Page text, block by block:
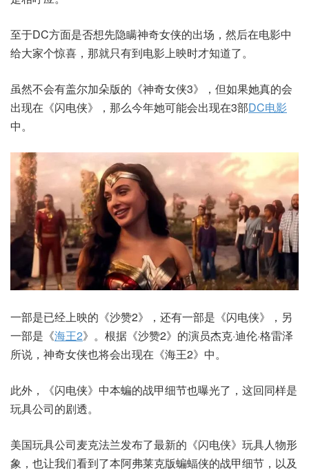
至于DC方面是否想先隐瞒神奇女侠的出场，然后在电影中
给大家个惊喜，那就只有到电影上映时才知道了。
虽然不会有盖尔加朵版的《神奇女侠3》，但如果她真的会
出现在《闪电侠》，那么今年她可能会出现在3部DC电影
中。
一部是已经上映的《沙赞2》，还有一部是《闪电侠》，另
一部是《海王2》。根据《沙赞2》的演员杰克·迪伦·格雷泽
所说，神奇女侠也将会出现在《海王2》中。
此外，《闪电侠》中本蝙的战甲细节也曝光了，这回同样是
玩具公司的剧透。
美国玩具公司麦克法兰发布了最新的《闪电侠》玩具人物形
象，也让我们看到了本阿弗莱克版蝙蝠侠的战甲细节，以及